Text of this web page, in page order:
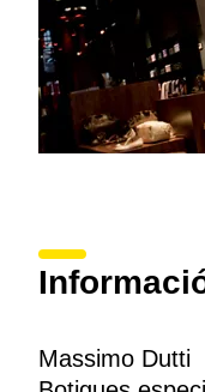
Massimo Dutti